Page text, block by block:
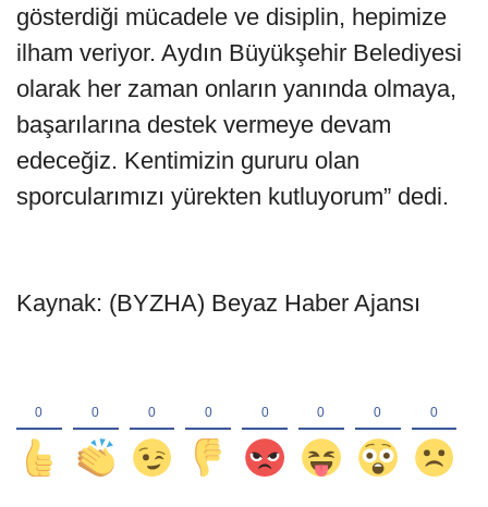
gösterdiği mücadele ve disiplin, hepimize
ilham veriyor. Aydın Büyükşehir Belediyesi
olarak her zaman onların yanında olmaya,
başarılarına destek vermeye devam
edeceğiz. Kentimizin gururu olan
sporcularımızı yürekten kutluyorum” dedi.
Kaynak: (BYZHA) Beyaz Haber Ajansı